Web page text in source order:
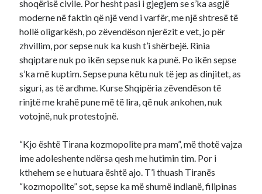
shoqërisë civile. Por hesht pasi i gjegjem se s’ka asgjë
moderne në faktin që një vend i varfër, me një shtresë të
hollë oligarkësh, po zëvendëson njerëzit e vet, jo për
zhvillim, por sepse nuk ka kush t’i shërbejë. Rinia
shqiptare nuk po ikën sepse nuk ka punë. Po ikën sepse
s’ka më kuptim. Sepse puna këtu nuk të jep as dinjitet, as
siguri, as të ardhme. Kurse Shqipëria zëvendëson të
rinjtë me krahë pune më të lira, që nuk ankohen, nuk
votojnë, nuk protestojnë.
“Kjo është Tirana kozmopolite pra mam”, më thotë vajza
ime adoleshente ndërsa qesh me hutimin tim. Por i
kthehem se e hutuara është ajo. T’i thuash Tiranës
“kozmopolite” sot, sepse ka më shumë indianë, filipinas